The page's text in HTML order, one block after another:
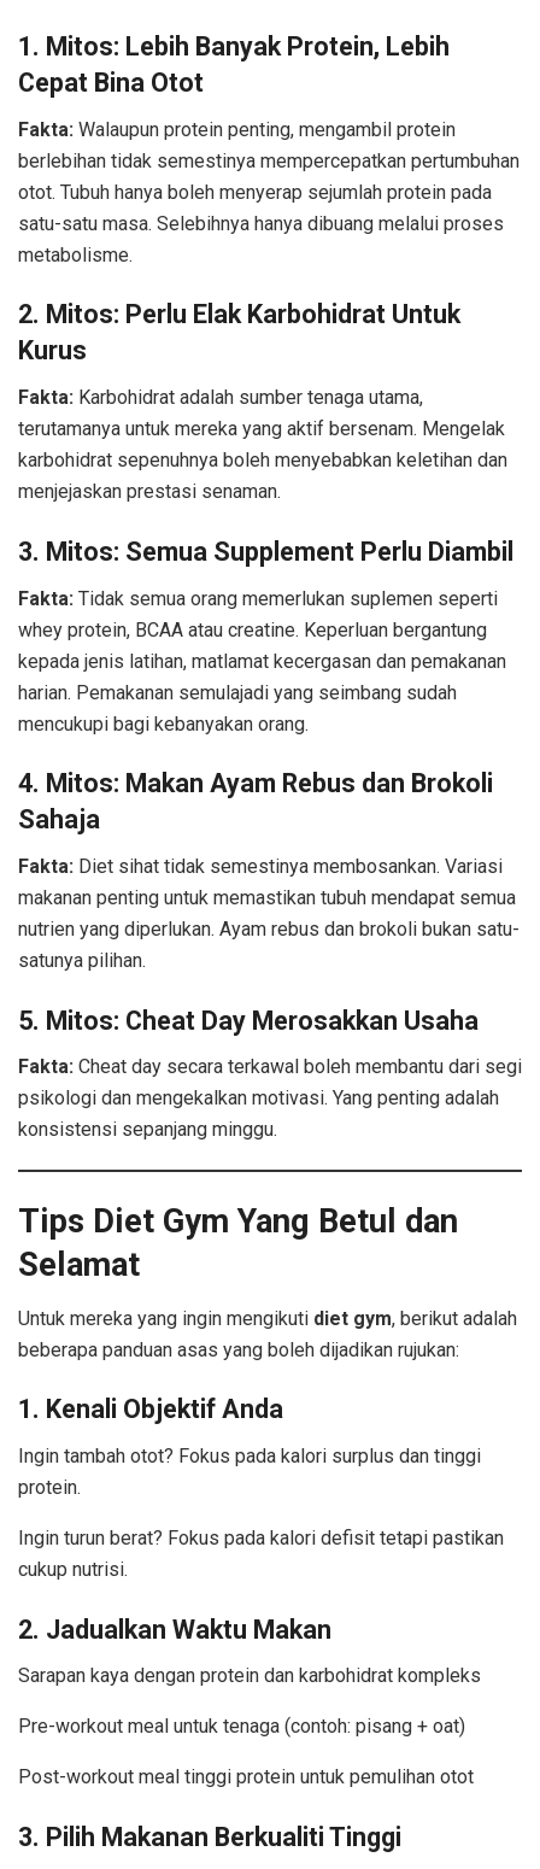
1. Mitos: Lebih Banyak Protein, Lebih
Cepat Bina Otot
Fakta: Walaupun protein penting, mengambil protein
berlebihan tidak semestinya mempercepatkan pertumbuhan
otot. Tubuh hanya boleh menyerap sejumlah protein pada
satu-satu masa. Selebihnya hanya dibuang melalui proses
metabolisme.
2. Mitos: Perlu Elak Karbohidrat Untuk
Kurus
Fakta: Karbohidrat adalah sumber tenaga utama,
terutamanya untuk mereka yang aktif bersenam. Mengelak
karbohidrat sepenuhnya boleh menyebabkan keletihan dan
menjejaskan prestasi senaman.
3. Mitos: Semua Supplement Perlu Diambil
Fakta: Tidak semua orang memerlukan suplemen seperti
whey protein, BCAA atau creatine. Keperluan bergantung
kepada jenis latihan, matlamat kecergasan dan pemakanan
harian. Pemakanan semulajadi yang seimbang sudah
mencukupi bagi kebanyakan orang.
4. Mitos: Makan Ayam Rebus dan Brokoli
Sahaja
Fakta: Diet sihat tidak semestinya membosankan. Variasi
makanan penting untuk memastikan tubuh mendapat semua
nutrien yang diperlukan. Ayam rebus dan brokoli bukan satu-
satunya pilihan.
5. Mitos: Cheat Day Merosakkan Usaha
Fakta: Cheat day secara terkawal boleh membantu dari segi
psikologi dan mengekalkan motivasi. Yang penting adalah
konsistensi sepanjang minggu.
Tips Diet Gym Yang Betul dan
Selamat
Untuk mereka yang ingin mengikuti diet gym, berikut adalah
beberapa panduan asas yang boleh dijadikan rujukan:
1. Kenali Objektif Anda
Ingin tambah otot? Fokus pada kalori surplus dan tinggi
protein.
Ingin turun berat? Fokus pada kalori defisit tetapi pastikan
cukup nutrisi.
2. Jadualkan Waktu Makan
Sarapan kaya dengan protein dan karbohidrat kompleks
Pre-workout meal untuk tenaga (contoh: pisang + oat)
Post-workout meal tinggi protein untuk pemulihan otot
3. Pilih Makanan Berkualiti Tinggi